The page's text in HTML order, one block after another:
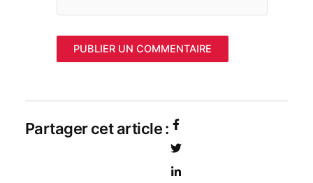
Partager cet article :